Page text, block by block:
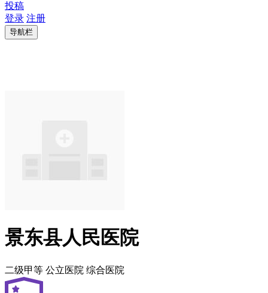
投稿
登录 注册
导航栏
景东县人民医院
二级甲等 公立医院 综合医院